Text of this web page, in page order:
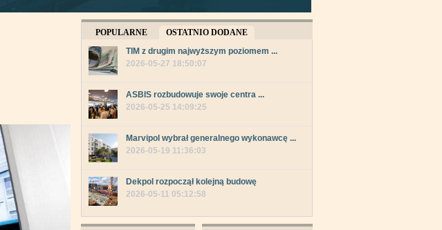
POPULARNE
OSTATNIO DODANE
TIM z drugim najwyższym poziomem ...
2026-05-27 18:50:07
ASBIS rozbudowuje swoje centra ...
2026-05-25 14:09:25
Marvipol wybrał generalnego wykonawcę ...
2026-05-19 11:36:03
Dekpol rozpoczął kolejną budowę
2026-05-11 05:12:58